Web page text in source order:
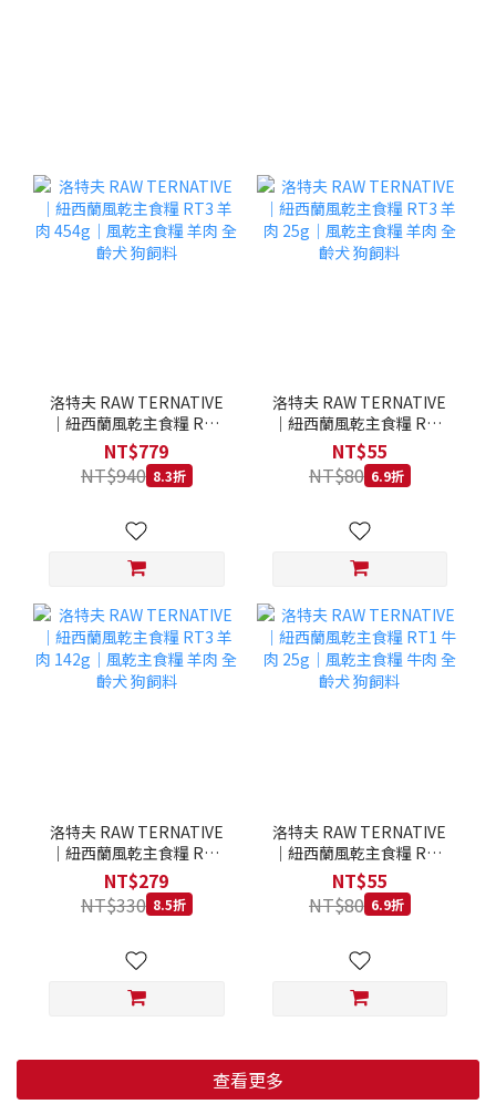
洛特夫 RAW TERNATIVE
｜紐西蘭風乾主食糧 RT3
羊肉 454g｜風乾主食糧 羊
肉 全齡犬 狗飼料
NT$779
NT$940 8.3折
洛特夫 RAW TERNATIVE
｜紐西蘭風乾主食糧 RT3
羊肉 25g｜風乾主食糧 羊
肉 全齡犬 狗飼料
NT$55
NT$80 6.9折
洛特夫 RAW TERNATIVE
｜紐西蘭風乾主食糧 RT3
羊肉 142g｜風乾主食糧 羊
肉 全齡犬 狗飼料
NT$279
NT$330 8.5折
洛特夫 RAW TERNATIVE
｜紐西蘭風乾主食糧 RT1
牛肉 25g｜風乾主食糧 牛
肉 全齡犬 狗飼料
NT$55
NT$80 6.9折
查看更多